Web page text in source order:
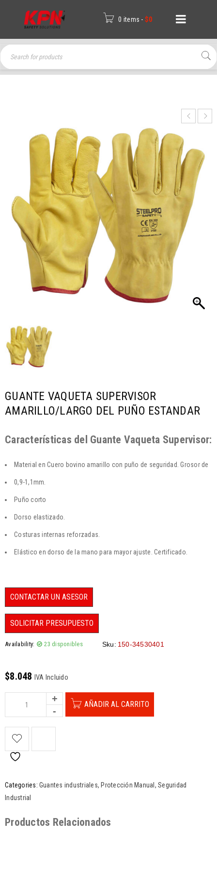
0 items - $0
GUANTE VAQUETA SUPERVISOR
AMARILLO/LARGO DEL PUÑO ESTANDAR
Características del Guante Vaqueta Supervisor:
Material en Cuero bovino amarillo con puño de seguridad. Grosor de
0,9-1,1mm.
Puño corto
Dorso elastizado.
Costuras internas reforzadas.
Elástico en dorso de la mano para mayor ajuste. Certificado.
CONTACTAR UN ASESOR
SOLICITAR PRESUPUESTO
Availability: 23 disponibles Sku: 150-34530401
$8.048 IVA Incluido
AÑADIR AL CARRITO
Categories: Guantes industriales, Protección Manual , Seguridad
Industrial
Productos Relacionados